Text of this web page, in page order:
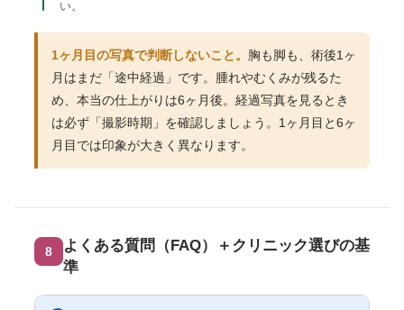
い。
1ヶ月目の写真で判断しないこと。
胸も脚も、術後1ヶ
月はまだ「途中経過」です。腫れやむくみが残るた
め、本当の仕上がりは6ヶ月後。経過写真を見るとき
は必ず「撮影時期」を確認しましょう。1ヶ月目と6ヶ
月目では印象が大きく異なります。
8
よくある質問（FAQ）＋クリニック選びの基
準